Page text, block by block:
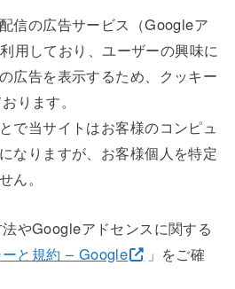
信の広告サービス（Googleア
用しており、ユーザーの興味に
広告を表示するため、クッキー
ります。
で当サイトはお客様のコンピュ
なりますが、お客様個人を特定
ん。
やGoogleアドセンスに関する
と規約 – Google
」をご確